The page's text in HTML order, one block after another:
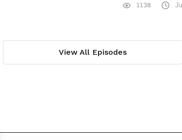
1138
View All Episodes